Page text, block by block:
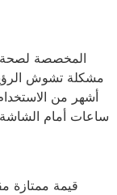
مشكلة تشوش الرؤية
ساعات أمام